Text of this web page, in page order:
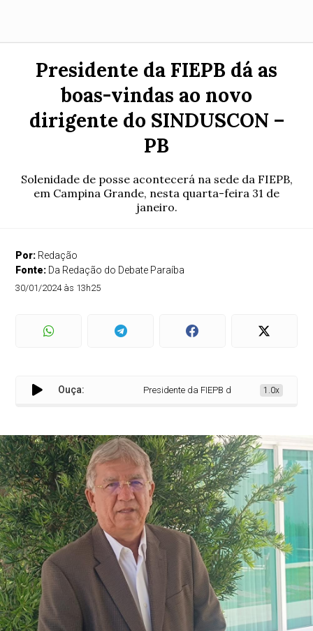
Presidente da FIEPB dá as
boas-vindas ao novo
dirigente do SINDUSCON –
PB
Solenidade de posse acontecerá na sede da FIEPB,
em Campina Grande, nesta quarta-feira 31 de
janeiro.
Por: Redação
Fonte: Da Redação do Debate Paraíba
30/01/2024 às 13h25
Ouça: Presidente da FIEPB dá as boas-vindas ao
1.0x